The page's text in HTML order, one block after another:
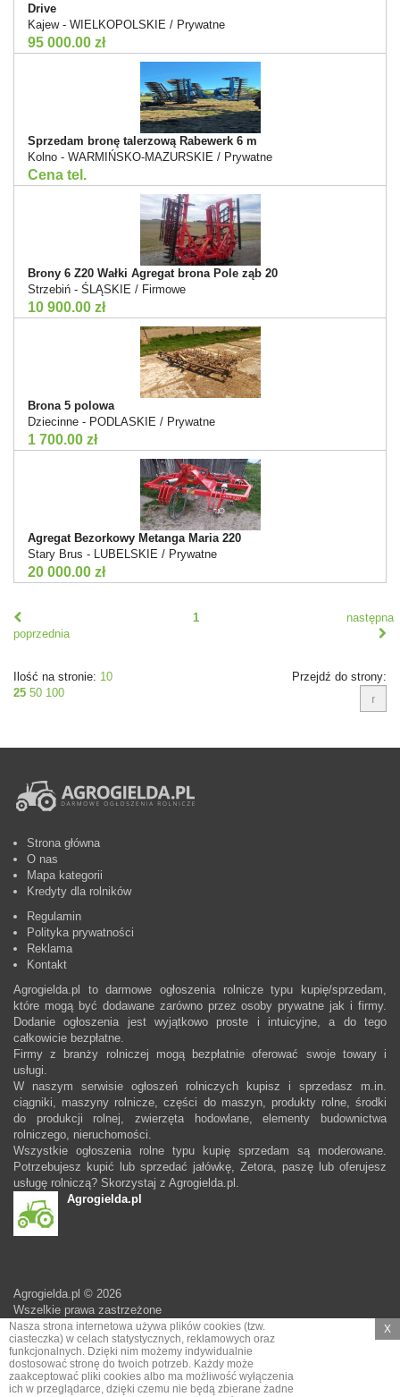
Drive
Kajew - WIELKOPOLSKIE / Prywatne
95 000.00 zł
Sprzedam bronę talerzową Rabewerk 6 m
Kolno - WARMIŃSKO-MAZURSKIE / Prywatne
Cena tel.
Brony 6 Z20 Wałki Agregat brona Pole ząb 20
Strzebiń - ŚLĄSKIE / Firmowe
10 900.00 zł
Brona 5 polowa
Dziecinne - PODLASKIE / Prywatne
1 700.00 zł
Agregat Bezorkowy Metanga Maria 220
Stary Brus - LUBELSKIE / Prywatne
20 000.00 zł
poprzednia
1 następna
Ilość na stronie: 10
25 50 100
Przejdź do strony:
Strona główna
O nas
Mapa kategorii
Kredyty dla rolników
Regulamin
Polityka prywatności
Reklama
Kontakt
Agrogielda.pl to darmowe ogłoszenia rolnicze typu kupię/sprzedam,
które mogą być dodawane zarówno przez osoby prywatne jak i firmy.
Dodanie ogłoszenia jest wyjątkowo proste i intuicyjne, a do tego
całkowicie bezpłatne.
Firmy z branży rolniczej mogą bezpłatnie oferować swoje towary i
usługi.
W naszym serwisie ogłoszeń rolniczych kupisz i sprzedasz m.in.
ciągniki, maszyny rolnicze, części do maszyn, produkty rolne, środki
do produkcji rolnej, zwierzęta hodowlane, elementy budownictwa
rolniczego, nieruchomości.
Wszystkie ogłoszenia rolne typu kupię sprzedam są moderowane.
Potrzebujesz kupić lub sprzedać jałówkę, Zetora, paszę lub oferujesz
usługę rolniczą? Skorzystaj z Agrogielda.pl.
Agrogielda.pl
Agrogielda.pl © 2026
Wszelkie prawa zastrzeżone
Nasza strona internetowa używa plików cookies (tzw.
ciasteczka) w celach statystycznych, reklamowych oraz
funkcjonalnych. Dzięki nim możemy indywidualnie
dostosować stronę do twoich potrzeb. Każdy może
zaakceptować pliki cookies albo ma możliwość wyłączenia
ich w przeglądarce, dzięki czemu nie będą zbierane żadne
X